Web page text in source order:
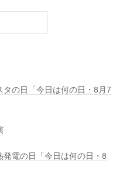
の日「今日は何の日・8月7
電の日「今日は何の日・8